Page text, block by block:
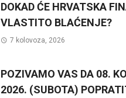
DOKAD ĆE HRVATSKA
VLASTITO BLAĆENJE?
7 kolovoza, 2026
POZIVAMO VAS DA 08.
2026. (SUBOTA)